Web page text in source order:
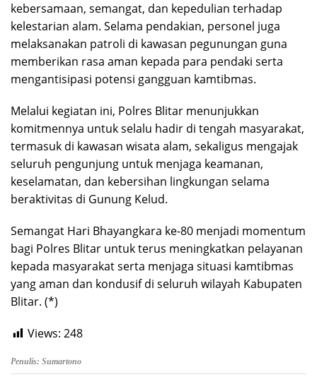
kebersamaan, semangat, dan kepedulian terhadap
kelestarian alam. Selama pendakian, personel juga
melaksanakan patroli di kawasan pegunungan guna
memberikan rasa aman kepada para pendaki serta
mengantisipasi potensi gangguan kamtibmas.
Melalui kegiatan ini, Polres Blitar menunjukkan
komitmennya untuk selalu hadir di tengah masyarakat,
termasuk di kawasan wisata alam, sekaligus mengajak
seluruh pengunjung untuk menjaga keamanan,
keselamatan, dan kebersihan lingkungan selama
beraktivitas di Gunung Kelud.
Semangat Hari Bhayangkara ke-80 menjadi momentum
bagi Polres Blitar untuk terus meningkatkan pelayanan
kepada masyarakat serta menjaga situasi kamtibmas
yang aman dan kondusif di seluruh wilayah Kabupaten
Blitar. (*)
Views: 248
Penulis: Sumartono